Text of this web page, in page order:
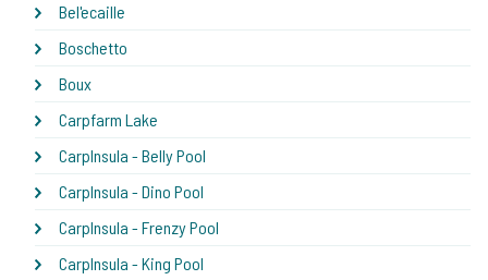
Bel'ecaille
Boschetto
Boux
Carpfarm Lake
CarpInsula - Belly Pool
CarpInsula - Dino Pool
CarpInsula - Frenzy Pool
CarpInsula - King Pool